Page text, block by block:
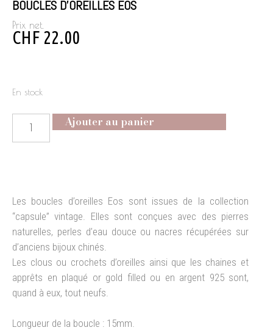
BOUCLES D’OREILLES EOS
Prix net.
CHF 22.00
En stock
Ajouter au panier
Les boucles d’oreilles Eos sont issues de la collection
“capsule” vintage. Elles sont conçues avec des pierres
naturelles, perles d’eau douce ou nacres récupérées sur
d’anciens bijoux chinés.
Les clous ou crochets d’oreilles ainsi que les chaines et
apprêts en plaqué or gold filled ou en argent 925 sont,
quand à eux, tout neufs.
Longueur de la boucle : 15mm.